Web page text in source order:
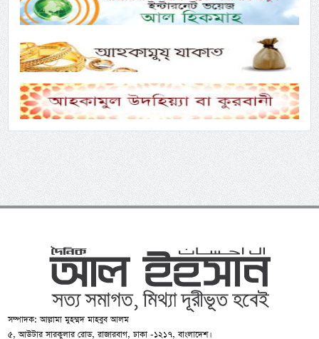
সম্পাদক: আল্লামা মুহম্মদ মাহবুব আলম
৫, আউটার সারকুলার রোড, রাজারবাগ, ঢাকা -১২১৭, বাংলাদেশ।